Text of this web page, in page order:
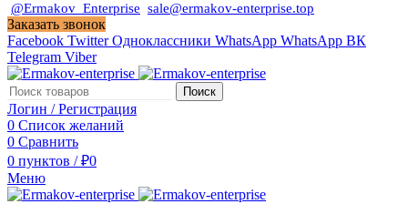
@Ermakov_Enterprise sale@ermakov-enterprise.top
Заказать звонок
Facebook Twitter Одноклассники WhatsApp WhatsApp ВК
Telegram Viber
Поиск
Логин / Регистрация
0 Список желаний
0 Сравнить
0 пунктов / ₽0
Меню